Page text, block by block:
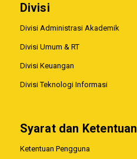
Divisi
Divisi Administrasi Akademik
Divisi Umum & RT
Divisi Keuangan
Divisi Teknologi Informasi
Syarat dan Ketentuan
Ketentuan Pengguna